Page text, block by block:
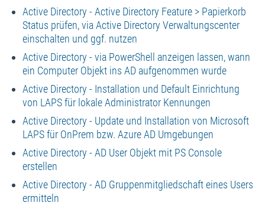
Active Directory - Active Directory Feature > Papierkorb
Status prüfen, via Active Directory Verwaltungscenter
einschalten und ggf. nutzen
Active Directory - via PowerShell anzeigen lassen, wann
ein Computer Objekt ins AD aufgenommen wurde
Active Directory - Installation und Default Einrichtung
von LAPS für lokale Administrator Kennungen
Active Directory - Update und Installation von Microsoft
LAPS für OnPrem bzw. Azure AD Umgebungen
Active Directory - AD User Objekt mit PS Console
erstellen
Active Directory - AD Gruppenmitgliedschaft eines Users
ermitteln